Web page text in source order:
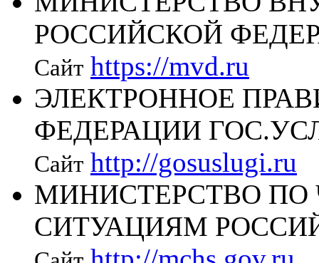
РОССИЙСКОЙ
Сайт https://mvd.ru
ЭЛЕКТРОННОЕ
ФЕДЕРАЦИИ
Сайт http://gosuslugi.ru
МИНИСТЕРСТВО
СИТУАЦИЯМ